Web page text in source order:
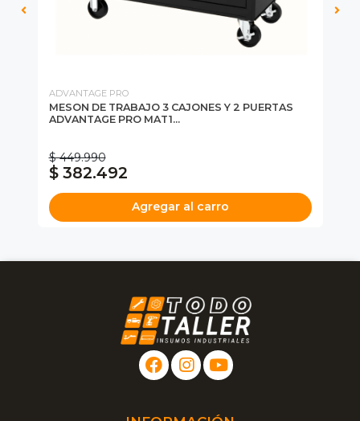
ADVANTAGE PRO
MESON DE TRABAJO 3 CAJONES Y 2 PUERTAS
ADVANTAGE PRO MAT1...
$ 449.990
$ 382.492
Agregar al carro